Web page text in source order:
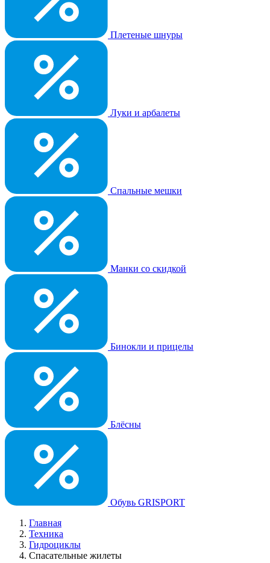
Плетеные шнуры
Луки и арбалеты
Спальные мешки
Манки со скидкой
Бинокли и прицелы
Блёсны
Обувь GRISPORT
Главная
Техника
Гидроциклы
Спасательные жилеты